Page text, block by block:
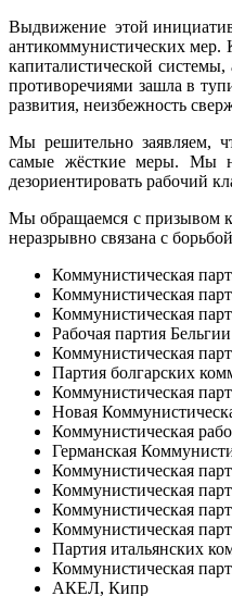
Выдвижение этой
антикоммунистических мер.
капиталистической
противоречиями зашла в
развития, неизбежность
Мы решительно заявляем,
самые жёсткие меры. Мы
дезориентировать рабочий
Мы обращаемся с призывом
неразрывно связана с
Коммунистическая
Коммунистическая
Коммунистическая
Рабочая партия Бельгии
Коммунистическая
Партия болгарских
Коммунистическая
Новая
Коммунистическая
Германская
Коммунистическая
Коммунистическая
Коммунистическая
Коммунистическая
Партия итальянских
Коммунистическая
АКЕЛ, Кипр